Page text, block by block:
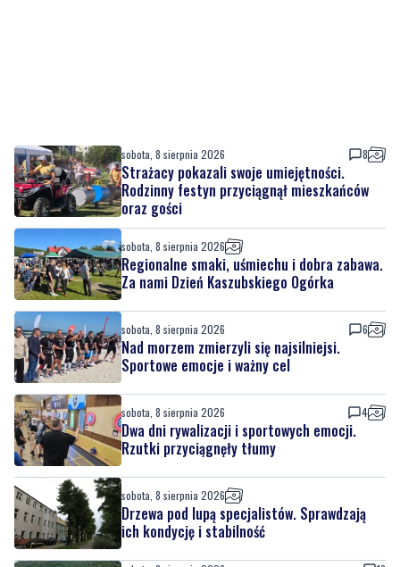
sobota, 8 sierpnia 2026
Strażacy pokazali swoje umiejętności.
Rodzinny festyn przyciągnął mieszkańców
oraz gości
sobota, 8 sierpnia 2026
Regionalne smaki, uśmiechu i dobra zabawa.
Za nami Dzień Kaszubskiego Ogórka
sobota, 8 sierpnia 2026 6
Nad morzem zmierzyli się najsilniejsi.
Sportowe emocje i ważny cel
sobota, 8 sierpnia 2026 4
Dwa dni rywalizacji i sportowych emocji.
Rzutki przyciągnęły tłumy
sobota, 8 sierpnia 2026